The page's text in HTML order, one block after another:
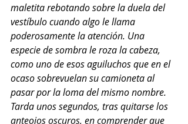
maletita rebotando sobre la duela del
vestíbulo cuando algo le llama
poderosamente la atención. Una
especie de sombra le roza la cabeza,
como uno de esos aguiluchos que en el
ocaso sobrevuelan su camioneta al
pasar por la loma del mismo nombre.
Tarda unos segundos, tras quitarse los
anteojos oscuros, en comprender que